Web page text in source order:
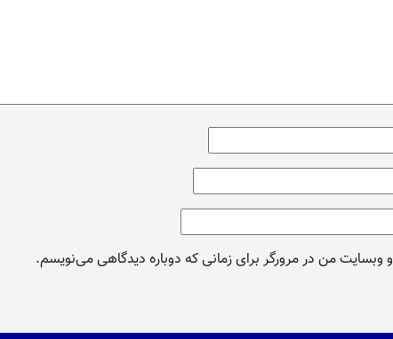
وبسایت من در مرورگر برای زمانی که دوباره دیدگاهی می‌نویسم.